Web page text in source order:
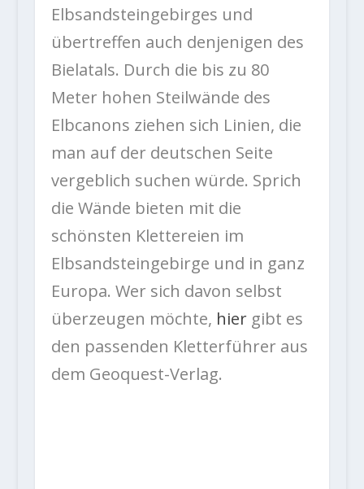
Elbsandsteingebirges und
übertreffen auch denjenigen des
Bielatals. Durch die bis zu 80
Meter hohen Steilwände des
Elbcanons ziehen sich Linien, die
man auf der deutschen Seite
vergeblich suchen würde. Sprich
die Wände bieten mit die
schönsten Klettereien im
Elbsandsteingebirge und in ganz
Europa. Wer sich davon selbst
überzeugen möchte, hiergibt es
den passenden Kletterführer aus
dem Geoquest-Verlag.